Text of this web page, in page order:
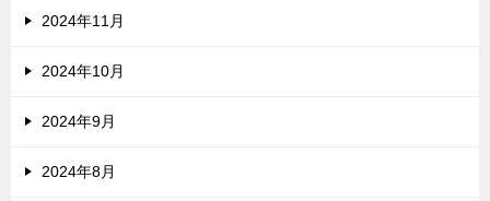
2024年11月
2024年10月
2024年9月
2024年8月